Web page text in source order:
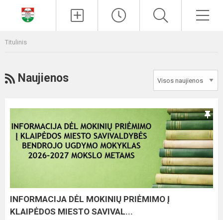
Titulinis
RSS
Naujienos
DĖL
MOKINIŲ
PRIĖMIMO
SAVIVAL...
INFORMACIJA DĖL MOKINIŲ PRIĖMIMO Į
KLAIPĖDOS MIESTO SAVIVAL...